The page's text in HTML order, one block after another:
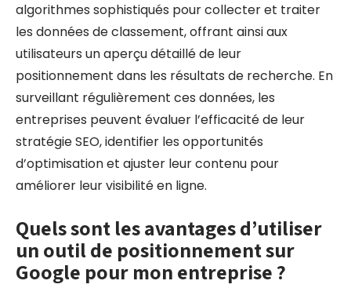
algorithmes sophistiqués pour collecter et traiter
les données de classement, offrant ainsi aux
utilisateurs un aperçu détaillé de leur
positionnement dans les résultats de recherche. En
surveillant régulièrement ces données, les
entreprises peuvent évaluer l’efficacité de leur
stratégie SEO, identifier les opportunités
d’optimisation et ajuster leur contenu pour
améliorer leur visibilité en ligne.
Quels sont les avantages d’utiliser
un outil de positionnement sur
Google pour mon entreprise ?